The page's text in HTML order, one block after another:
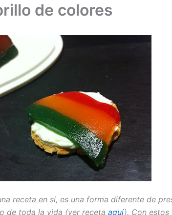
de colores
receta en sí, es una forma diferente de
de toda la vida (ver receta aquí). Con estos